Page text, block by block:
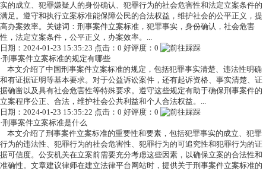
实的成立、犯罪嫌疑人的身份确认、犯罪行为的社会危害性和法定立案条件的
满足。遵守和执行立案标准能保障公民的合法权益，维护社会的公平正义，提
高办案效率。关键词：刑事案件立案标准，犯罪事实，身份确认，社会危害
性，法定立案条件，公平正义，办案效率。...
日期：2024-01-23 15:35:23 点击：0 好评度：0
·刑事案件立案标准的规定有哪些
本文介绍了中国刑事案件立案标准的规定，包括犯罪事实清楚、违法性明确
和有证据证明等基本要求。对于公益诉讼案件，还有起诉资格、事实清楚、证
据确凿以及具有社会危害性等特殊要求。遵守这些规定有助于确保刑事案件的
立案程序公正、合法，维护社会公共利益和个人合法权益。...
日期：2024-01-23 15:35:22 点击：0 好评度：0
·刑事案件立案标准是什么
本文介绍了刑事案件立案标准的重要性和要素，包括犯罪事实的成立、犯罪
行为的违法性、犯罪行为的社会危害性、犯罪行为的可追究性和犯罪行为的证
据可信度。公安机关在立案前需要充分考虑这些因素，以确保立案的合法性和
准确性。文章建议律师在建立法律平台网站时，提供关于刑事案件立案标准的